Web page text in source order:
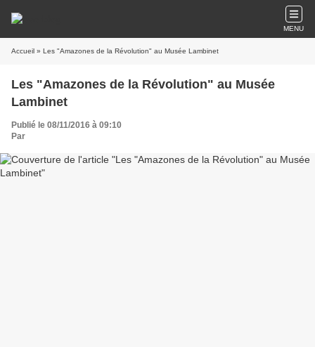
MENU
Accueil » Les "Amazones de la Révolution" au Musée Lambinet
Les "Amazones de la Révolution" au Musée
Lambinet
Publié le 08/11/2016 à 09:10
Par